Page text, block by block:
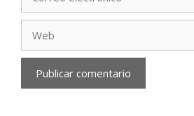
electrónico